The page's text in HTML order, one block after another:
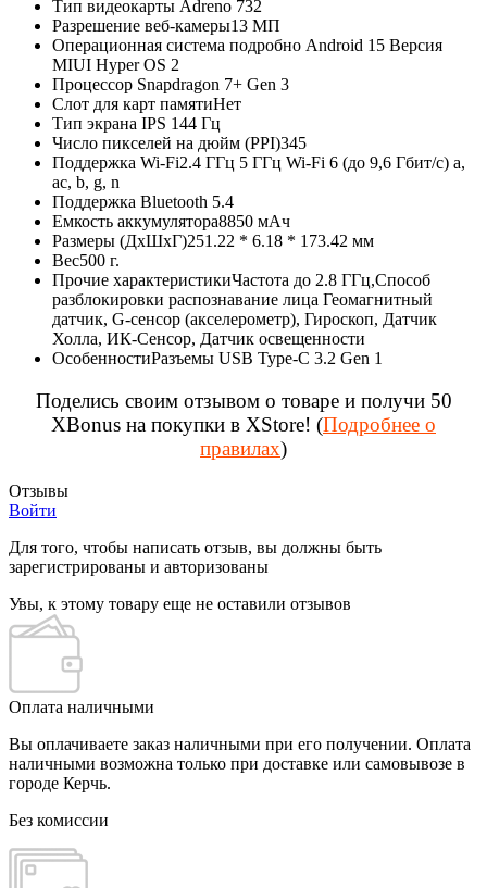
Тип видеокарты Adreno 732
Разрешение веб-камеры13 МП
Операционная система подробно Android 15 Версия
MIUI Hyper OS 2
Процессор Snapdragon 7+ Gen 3
Слот для карт памятиНет
Тип экрана IPS 144 Гц
Число пикселей на дюйм (PPI)345
Поддержка Wi-Fi2.4 ГГц 5 ГГц Wi-Fi 6 (до 9,6 Гбит/с) a,
ac, b, g, n
Поддержка Bluetooth 5.4
Емкость аккумулятора8850 мАч
Размеры (ДхШхГ)251.22 * 6.18 * 173.42 мм
Вес500 г.
Прочие характеристикиЧастота до 2.8 ГГц,Способ
разблокировки распознавание лица Геомагнитный
датчик, G-сенсор (акселерометр), Гироскоп, Датчик
Холла, ИК-Сенсор, Датчик освещенности
ОсобенностиРазъемы USB Type-C 3.2 Gen 1
Поделись своим отзывом о товаре и получи 50
XBonus на покупки в XStore! (Подробнее о
правилах)
Отзывы
Войти
Для того, чтобы написать отзыв, вы должны быть
зарегистрированы и авторизованы
Увы, к этому товару еще не оставили отзывов
Оплата наличными
Вы оплачиваете заказ наличными при его получении. Оплата
наличными возможна только при доставке или самовывозе в
городе Керчь.
Без комиссии